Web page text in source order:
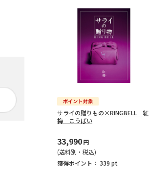
サライの贈りもの×RINGBELL 紅
梅 こうばい
33,990円
(送料別・税込)
獲得ポイント： 339 pt